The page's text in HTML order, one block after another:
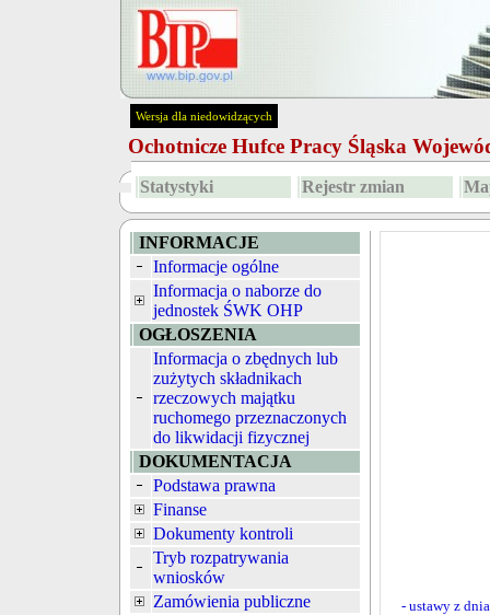
Wersja dla niedowidzących
Ochotnicze Hufce Pracy Śląska
Statystyki Rejestr zmian
INFORMACJE
Informacje ogólne
Informacja o naborze do
jednostek ŚWK OHP
OGŁOSZENIA
Informacja o zbędnych lub
zużytych składnikach
rzeczowych majątku
ruchomego przeznaczonych
do likwidacji fizycznej
DOKUMENTACJA
Podstawa prawna
Finanse
Dokumenty kontroli
Tryb rozpatrywania
wniosków
Zamówienia publiczne
- ustawy z